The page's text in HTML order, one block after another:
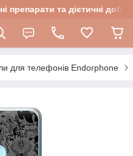
препарати та дієтичні
для телефонів Endorphone